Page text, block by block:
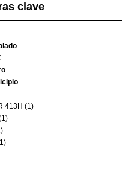
clave
413H (1)